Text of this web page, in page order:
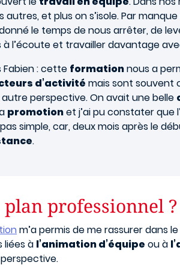
autres, et plus on s’isole. Par
le temps de nous arrêter, de
à l’écoute et travailler davantage
Fabien : cette formationnous a
d’activité mais sont souvent
perspective. On avait une belle
promotionet j’ai pu constater que
simple, car, deux mois après le
.
professionnel ?
m’a permis de me rassurer dans
liées à l’animation d’équipe ou à